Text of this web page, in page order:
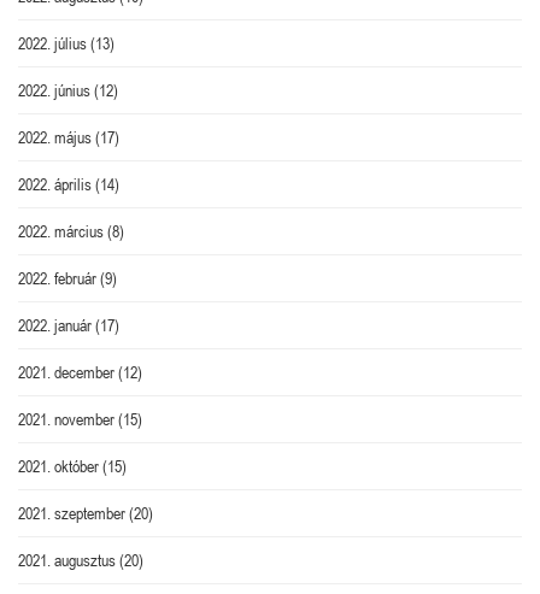
2022. július(13)
2022. június(12)
2022. május(17)
2022. április(14)
2022. március(8)
2022. február(9)
2022. január(17)
2021. december(12)
2021. november(15)
2021. október(15)
2021. szeptember(20)
2021. augusztus(20)